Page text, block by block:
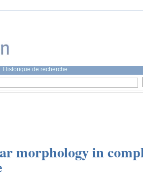
Historique de recherche
morphology in